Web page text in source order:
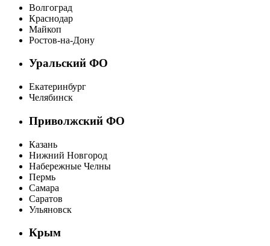
Волгоград
Краснодар
Майкоп
Ростов-на-Дону
Уральский ФО
Екатеринбург
Челябинск
Приволжский ФО
Казань
Нижний Новгород
Набережные Челны
Пермь
Самара
Саратов
Ульяновск
Крым